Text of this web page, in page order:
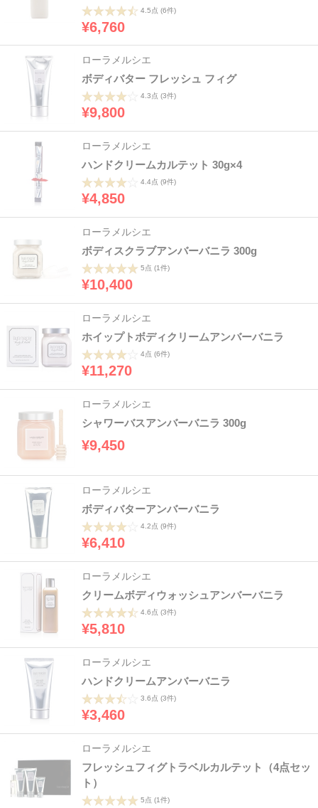
4.5点 (6件)
¥6,760
ローラメルシエ
ボディバター フレッシュ フィグ
4.3点 (3件)
¥9,800
ローラメルシエ
ハンドクリームカルテット 30g×4
4.4点 (9件)
¥4,850
ローラメルシエ
ボディスクラブアンバーバニラ 300g
5点 (1件)
¥10,400
ローラメルシエ
ホイップトボディクリームアンバーバニラ
4点 (6件)
¥11,270
ローラメルシエ
シャワーバスアンバーバニラ 300g
¥9,450
ローラメルシエ
ボディバターアンバーバニラ
4.2点 (9件)
¥6,410
ローラメルシエ
クリームボディウォッシュアンバーバニラ
4.6点 (3件)
¥5,810
ローラメルシエ
ハンドクリームアンバーバニラ
3.6点 (3件)
¥3,460
ローラメルシエ
フレッシュフィグトラベルカルテット（4点セッ
ト）
5点 (1件)